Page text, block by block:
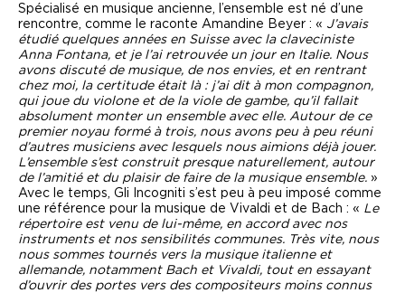
Spécialisé en musique ancienne, l’ensemble est né d’une
rencontre, comme le raconte Amandine Beyer : « J’avais
étudié quelques années en Suisse avec la claveciniste
Anna Fontana, et je l’ai retrouvée un jour en Italie. Nous
avons discuté de musique, de nos envies, et en rentrant
chez moi, la certitude était là : j’ai dit à mon compagnon,
qui joue du violone et de la viole de gambe, qu’il fallait
absolument monter un ensemble avec elle. Autour de ce
premier noyau formé à trois, nous avons peu à peu réuni
d’autres musiciens avec lesquels nous aimions déjà jouer.
L’ensemble s’est construit presque naturellement, autour
de l’amitié et du plaisir de faire de la musique ensemble. »
Avec le temps, Gli Incogniti s’est peu à peu imposé comme
une référence pour la musique de Vivaldi et de Bach : « Le
répertoire est venu de lui-même, en accord avec nos
instruments et nos sensibilités communes. Très vite, nous
nous sommes tournés vers la musique italienne et
allemande, notamment Bach et Vivaldi, tout en essayant
d’ouvrir des portes vers des compositeurs moins connus